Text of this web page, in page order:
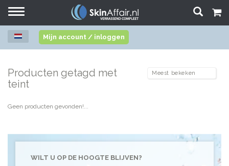
Toggle
Mijn account / inloggen
Producten getagd met
teint
Geen producten gevonden!...
WILT U OP DE HOOGTE BLIJVEN?